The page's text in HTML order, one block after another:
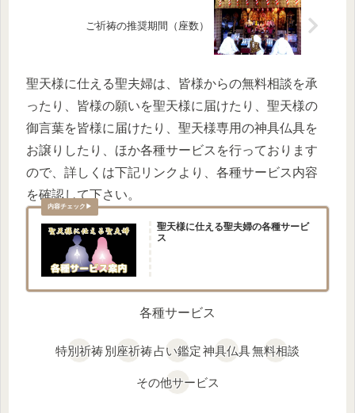
ご祈祷の推奨期間（座数）
聖天様に仕える聖夫婦は、皆様からの無料相談を承
ったり、皆様の願いを聖天様に届けたり、聖天様の
御言葉を皆様に届けたり、聖天様専用の神具仏具を
お譲りしたり、ほか各種サービスを行っております
ので、詳しくは下記リンクより、各種サービス内容
を確認して下さい。
聖天様に仕える聖夫婦の各種サービ
ス
各種サービス
特別祈祷別座祈祷占い鑑定神具仏具無料相談
その他サービス